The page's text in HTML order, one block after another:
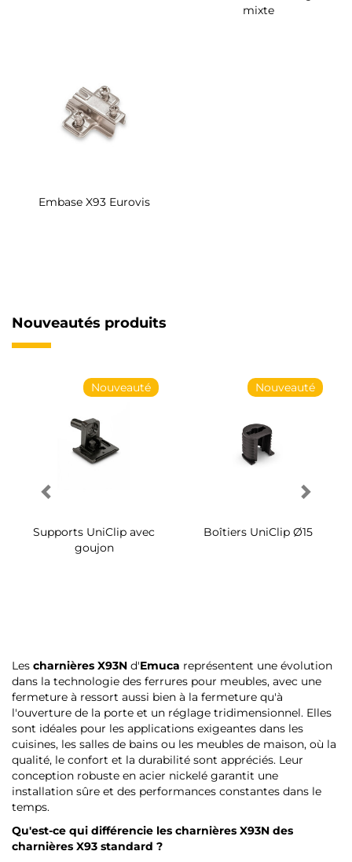
mixte
Embase X93 Eurovis
Nouveautés produits
Nouveauté
Supports UniClip avec
goujon
Nouveauté
Boîtiers UniClip Ø15
Les charnières X93N d'Emuca représentent une évolution
dans la technologie des ferrures pour meubles, avec une
fermeture à ressort aussi bien à la fermeture qu'à
l'ouverture de la porte et un réglage tridimensionnel. Elles
sont idéales pour les applications exigeantes dans les
cuisines, les salles de bains ou les meubles de maison, où la
qualité, le confort et la durabilité sont appréciés. Leur
conception robuste en acier nickelé garantit une
installation sûre et des performances constantes dans le
temps.
Qu'est-ce qui différencie les charnières X93N des
charnières X93 standard ?